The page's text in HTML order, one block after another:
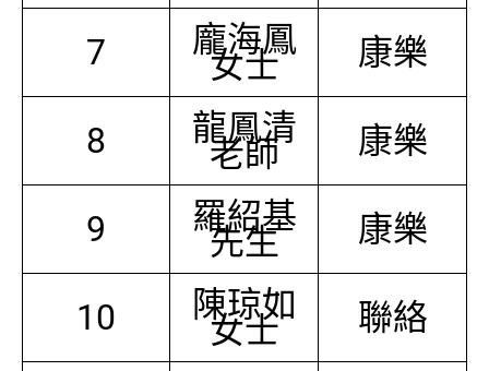
7 龐海鳳
女士 康樂
8 龍鳳清
老師 康樂
9 羅紹基
先生 康樂
10 陳琼如
女士 聯絡